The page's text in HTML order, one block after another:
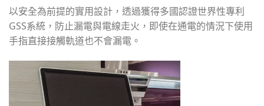
以安全為前提的實用設計，透過獲得多國認證世界性專利
GSS系統，防止漏電與電線走火，即使在通電的情況下使用
手指直接接觸軌道也不會漏電。